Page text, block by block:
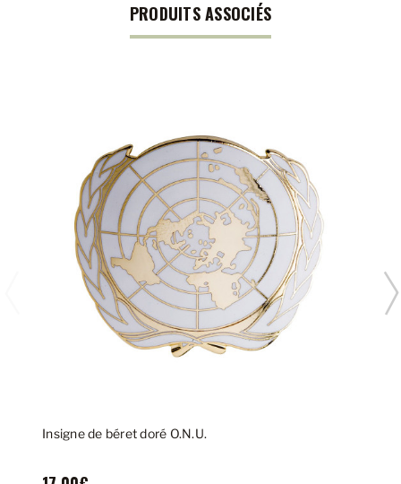
PRODUITS ASSOCIÉS
Insigne de béret doré O.N.U.